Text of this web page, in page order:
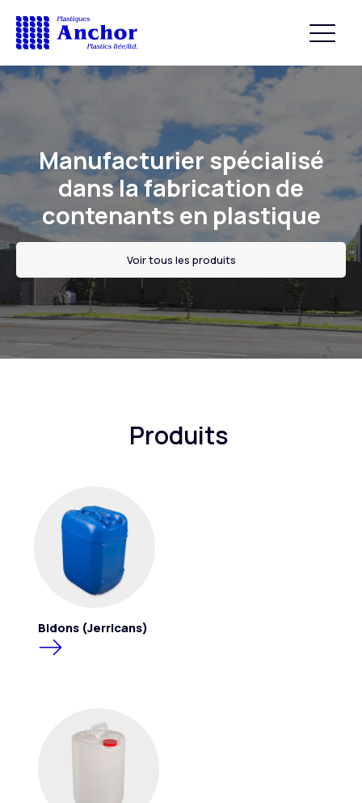
Manufacturier spécialisé
dans la fabrication de
contenants en plastique
Voir tous les produits
Produits
Bidons (Jerricans)